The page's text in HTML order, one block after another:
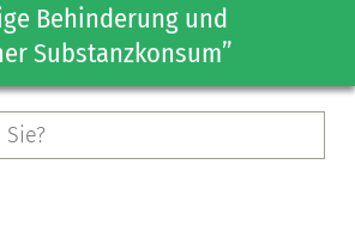
Behinderung und
Substanz­konsum”